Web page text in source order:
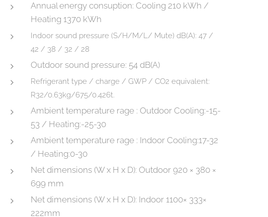
Annual energy consuption: Cooling 210 kWh /
Heating 1370 kWh
Indoor sound pressure (S/H/M/L/ Mute) dB(A): 47 /
42 / 38 / 32 / 28
Outdoor sound pressure: 54 dB(A)
Refrigerant type / charge / GWP / CO2 equivalent:
R32/0.63kg/675/0.426t.
Ambient temperature rage : Outdoor Cooling:-15-
53 / Heating:-25-30
Ambient temperature rage : Indoor Cooling:17-32
/ Heating:0-30
Net dimensions (W x H x D): Outdoor 920 × 380 ×
699 mm
Net dimensions (W x H x D): Indoor 1100× 333×
222mm